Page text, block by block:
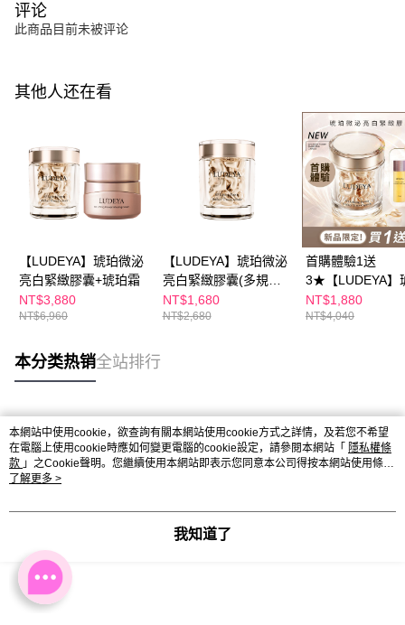
评论
此商品目前未被评论
其他人还在看
【LUDEYA】琥珀微泌
亮白緊緻膠囊+琥珀霜
NT$3,880
NT$6,960
【LUDEYA】琥珀微泌
亮白緊緻膠囊(多規格
賣場)
NT$1,680
NT$2,680
首購體驗1送
3★【LUDEYA】
微泌亮白緊緻膠
NT$1,880
NT$4,040
本分类热销全站排行
热门标签
本網站中使用cookie，欲查詢有關本網站使用cookie方式之詳情，及若您不希望
在電腦上使用cookie時應如何變更電腦的cookie設定，請參閱本網站「 隱私權條
款 」之Cookie聲明。您繼續使用本網站即表示您同意本公司得按本網站使用條款
之Cookie聲明使用cookie。
了解更多 >
我知道了